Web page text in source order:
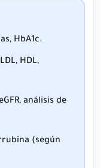
HbA1c.
HDL,
análisis de
(según